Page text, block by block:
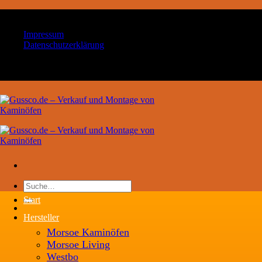
springenImpressum
Datenschutzerklärung
Suche
nach:
Start
Hersteller
Morsoe Kaminöfen
Morsoe Living
Westbo